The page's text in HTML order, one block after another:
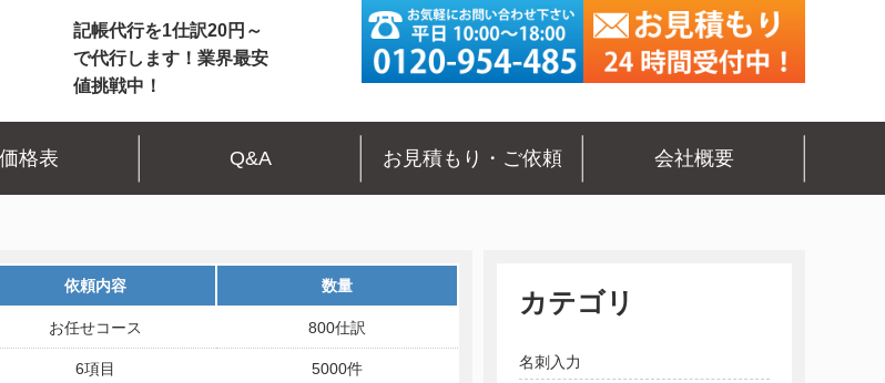
記帳代行を1仕訳20円～
で代行します！業界最安
値挑戦中！
価格表 Q&A お見積もり・ご依頼 会社概要
依頼内容 数量
お任せコース 800仕訳
6項目 5000件
カテゴリ
名刺入力